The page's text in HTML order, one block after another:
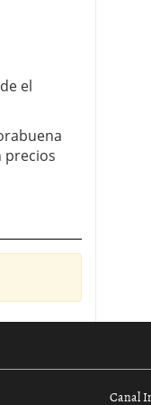
el
precios
Canal